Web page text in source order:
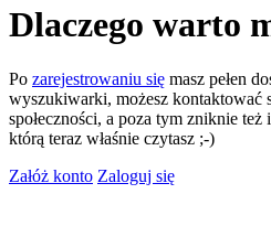
Dlaczego warto
Po zarejestrowaniu się masz pełen
wyszukiwarki, możesz kontaktować
społeczności, a poza tym zniknie
którą teraz właśnie czytasz ;-)
Załóż konto Zaloguj się